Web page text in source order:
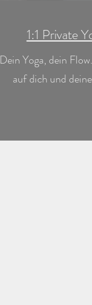
1:1 Private
Dein Yoga, dein
auf dich und